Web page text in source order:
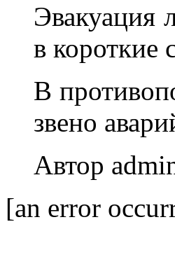
Эвакуация
в короткие
В
звено
Автор
[an error